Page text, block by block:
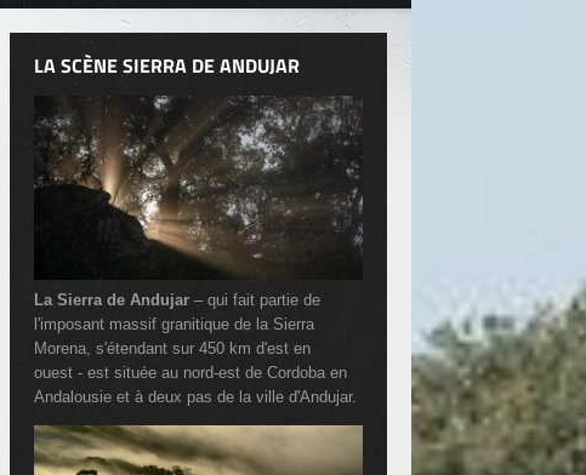
LA SCÈNE SIERRA DE ANDUJAR
La Sierra de Andujar – qui fait partie de
l'imposant massif granitique de la Sierra
Morena, s'étendant sur 450 km d'est en
ouest - est située au nord-est de Cordoba en
Andalousie et à deux pas de la ville d'Andujar.